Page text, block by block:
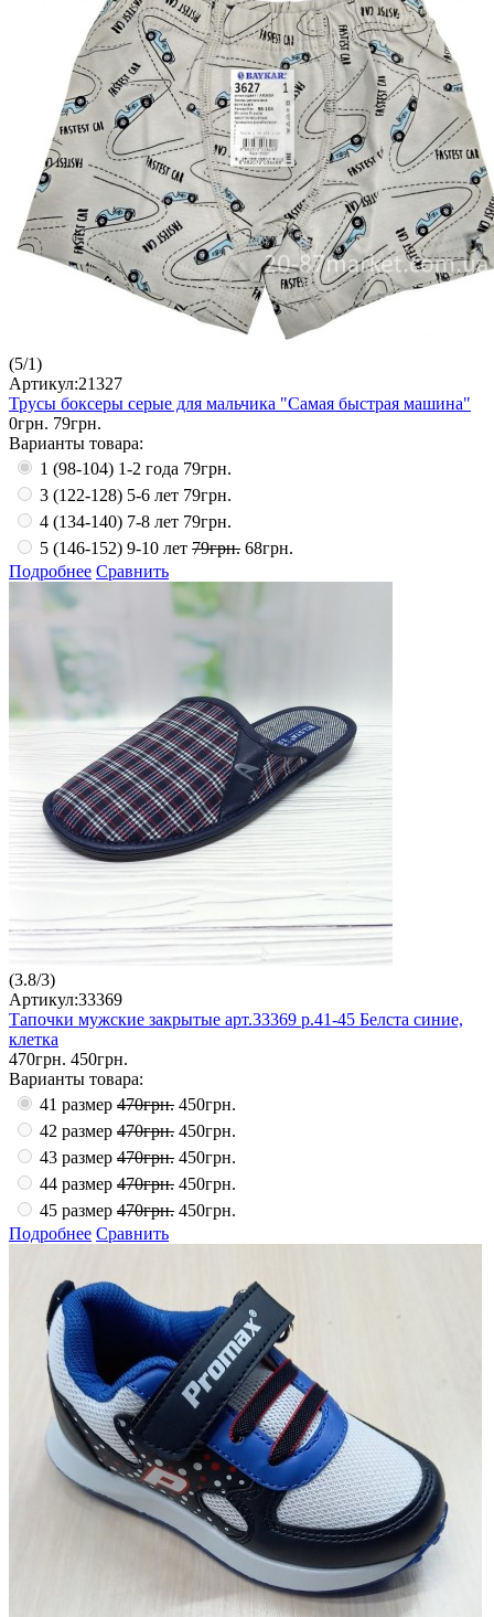
(5/1)
Артикул:21327
Трусы боксеры серые для мальчика "Самая быстрая машина"
0грн. 79грн.
Варианты товара:
1 (98-104) 1-2 года 79грн.
3 (122-128) 5-6 лет 79грн.
4 (134-140) 7-8 лет 79грн.
5 (146-152) 9-10 лет 79грн. 68грн.
Подробнее Сравнить
(3.8/3)
Артикул:33369
Тапочки мужские закрытые арт.33369 р.41-45 Белста синие,
клетка
470грн. 450грн.
Варианты товара:
41 размер 470грн. 450грн.
42 размер 470грн. 450грн.
43 размер 470грн. 450грн.
44 размер 470грн. 450грн.
45 размер 470грн. 450грн.
Подробнее Сравнить